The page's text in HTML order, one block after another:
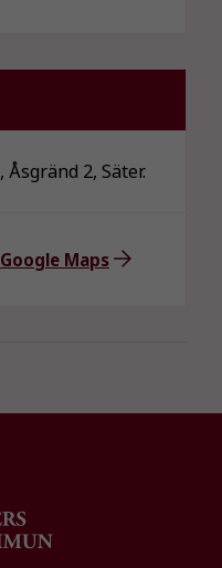
, Åsgränd 2, Säter.
Maps
behövs för
att hemsidan